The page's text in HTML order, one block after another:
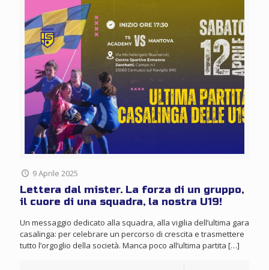
9 Aprile 2025
Lettera dal mister. La forza di un gruppo,
il cuore di una squadra, la nostra U19!
Un messaggio dedicato alla squadra, alla vigilia dell’ultima gara
casalinga: per celebrare un percorso di crescita e trasmettere
tutto l’orgoglio della società. Manca poco all’ultima partita […]